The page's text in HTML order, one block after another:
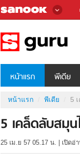
หน้าแรก พีเดีย
หน้าแรก พีเดีย 5
5 เคล็ดลับสมุ
25 เม.ย 57 05.17 น. เปิดอ่